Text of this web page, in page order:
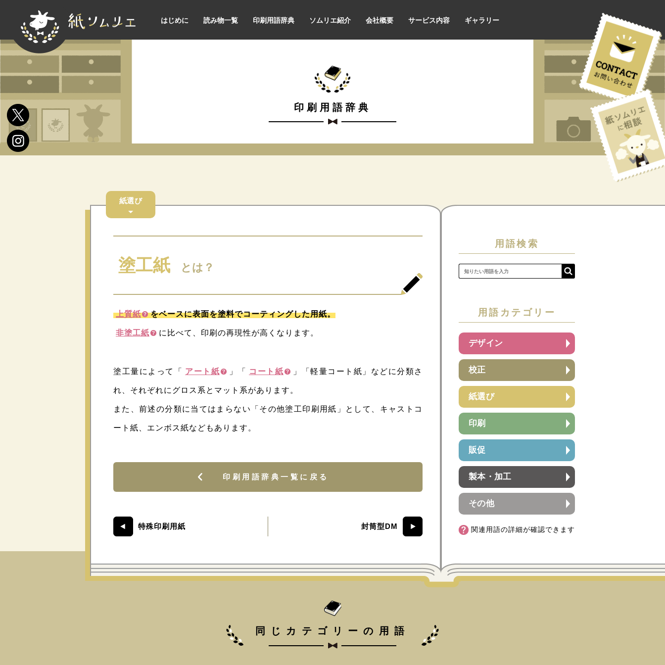
はじめに 読み物一覧 印刷用語辞典 ソムリエ紹介 会社概要 サービス内容 ギャラリー
印刷用語辞典
紙選び
塗工紙 とは？
上質紙 をベースに表面を塗料でコーティングした用紙。
非塗工紙 に比べて、印刷の再現性が高くなります。
塗工量によって「 アート紙 」「 コート紙 」「軽量コート紙」などに分類さ
れ、それぞれにグロス系とマット系があります。
また、前述の分類に当てはまらない「その他塗工印刷用紙」として、キャストコ
ート紙、エンボス紙などもあります。
印刷用語辞典一覧に戻る
特殊印刷用紙 封筒型DM
用語検索
用語カテゴリー
デザイン
校正
紙選び
印刷
販促
製本・加工
その他
関連用語の詳細が確認できます
同じカテゴリーの用語